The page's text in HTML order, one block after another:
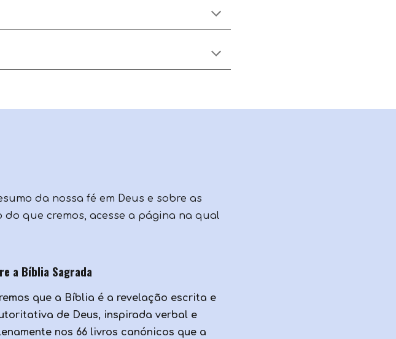
da nossa fé em Deus e sobre as
do que cremos, acesse a página na qual
a Bíblia Sagrada
que a Bíblia é a revelação escrita e
de Deus, inspirada verbal e
nos 66 livros canónicos que a